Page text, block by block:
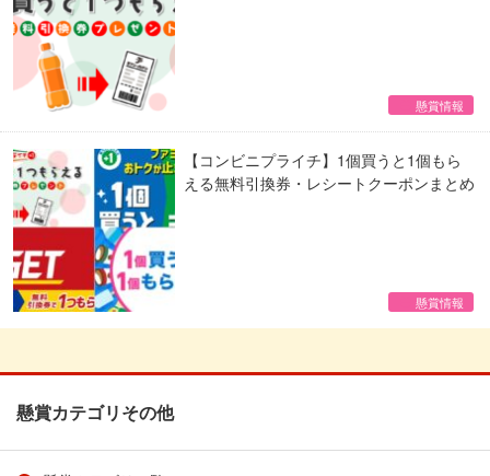
懸賞情報
【コンビニプライチ】1個買うと1個もら
える無料引換券・レシートクーポンまとめ
懸賞情報
懸賞カテゴリその他